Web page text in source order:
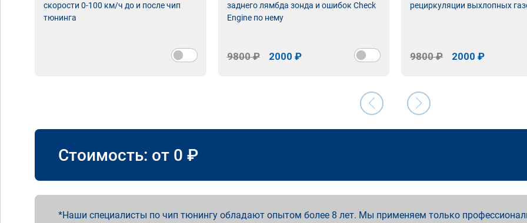
скорости 0-100 км/ч до и после чип
тюнинга
заднего лямбда зонда и ошибок Check
Engine по нему
9800 ₽ 2000 ₽
рециркуляции выхлопных
9800 ₽ 2000 ₽
Стоимость: от 0 ₽
Наши специалисты по чип тюнингу обладают опытом более 8 лет. Мы применяем только